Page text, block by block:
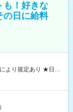
も！好きな
日に給料
GET♪ お仕事後はコ
】試